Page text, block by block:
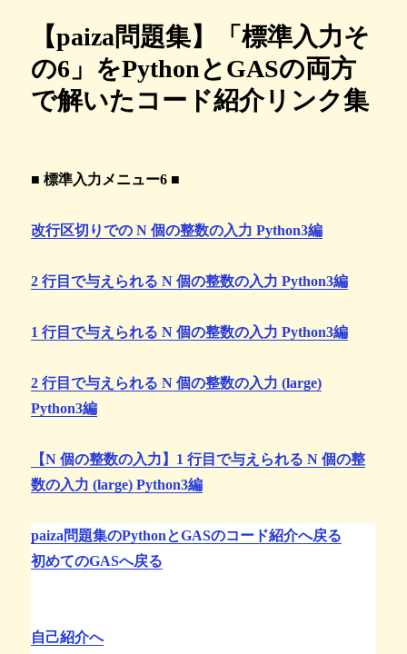
【paiza問題集】「標準入力そ
の6」をPythonとGASの両方
で解いたコード紹介リンク集
■ 標準入力メニュー6 ■
改行区切りでの N 個の整数の入力 Python3編
2 行目で与えられる N 個の整数の入力 Python3編
1 行目で与えられる N 個の整数の入力 Python3編
2 行目で与えられる N 個の整数の入力 (large)
Python3編
【N 個の整数の入力】1 行目で与えられる N 個の整
数の入力 (large) Python3編
paiza問題集のPythonとGASのコード紹介へ戻る
初めてのGASへ戻る
自己紹介へ